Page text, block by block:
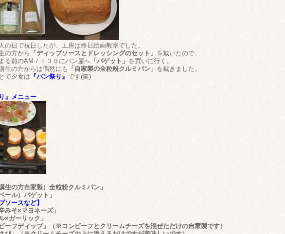
の日で祝日したが、工房は終日絵画教室でした。
の方から 「ディップソースとドレッシングのセット」 を戴いたので、
る前のAM７：３０にパン屋へ 「バゲット」 を買いに行く。
生の方からは偶然にも 「自家製の全粒粉クルミパン」 を戴きました。
で夕食は 『パン祭り』 です(笑)
』メニュー
生の方自家製）全粒粉クルミパン」
ール）バゲット」
ソースなど】
みそ×マヨネーズ」
×ガーリック」
ーフディップ」（※コンビーフとクリームチーズを混ぜただけの自家製です）